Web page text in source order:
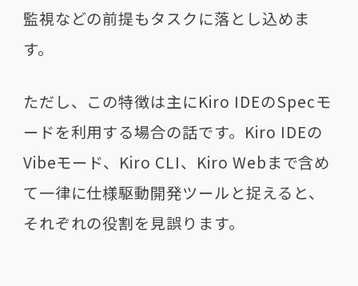
監視などの前提もタスクに落とし込めま
す。
ただし、この特徴は主にKiro IDEのSpecモ
ードを利用する場合の話です。Kiro IDEの
Vibeモード、Kiro CLI、Kiro Webまで含め
て一律に仕様駆動開発ツールと捉えると、
それぞれの役割を見誤ります。